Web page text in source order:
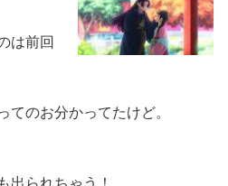
は前回
てのお分かってたけど。